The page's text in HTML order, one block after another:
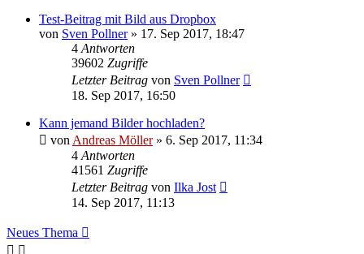
Test-Beitrag mit Bild aus Dropbox
von Sven Pollner» 17. Sep 2017, 18:47
4 Antworten
39602 Zugriffe
Letzter Beitrag von Sven Pollner
18. Sep 2017, 16:50
Kann jemand Bilder hochladen?
von Andreas Möller» 6. Sep 2017, 11:34
4 Antworten
41561 Zugriffe
Letzter Beitrag von Ilka Jost
14. Sep 2017, 11:13
Neues Thema